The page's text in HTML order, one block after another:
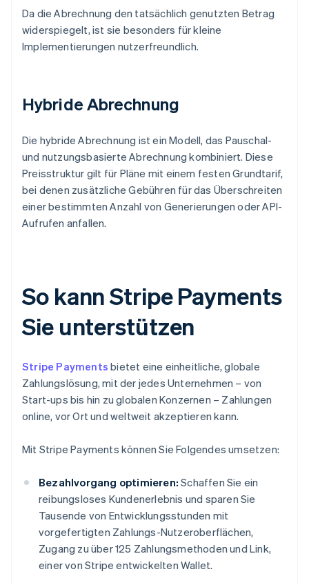
Da die Abrechnung den tatsächlich genutzten Betrag
widerspiegelt, ist sie besonders für kleine
Implementierungen nutzerfreundlich.
Hybride Abrechnung
Die hybride Abrechnung ist ein Modell, das Pauschal-
und nutzungsbasierte Abrechnung kombiniert. Diese
Preisstruktur gilt für Pläne mit einem festen Grundtarif,
bei denen zusätzliche Gebühren für das Überschreiten
einer bestimmten Anzahl von Generierungen oder API-
Aufrufen anfallen.
So kann Stripe Payments
Sie unterstützen
Stripe Payments bietet eine einheitliche, globale
Zahlungslösung, mit der jedes Unternehmen – von
Start-ups bis hin zu globalen Konzernen – Zahlungen
online, vor Ort und weltweit akzeptieren kann.
Mit Stripe Payments können Sie Folgendes umsetzen:
Bezahlvorgang optimieren: Schaffen Sie ein
reibungsloses Kundenerlebnis und sparen Sie
Tausende von Entwicklungsstunden mit
vorgefertigten Zahlungs-Nutzeroberflächen,
Zugang zu über 125 Zahlungsmethoden und Link,
einer von Stripe entwickelten Wallet.